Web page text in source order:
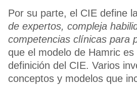
Por su parte, el CIE define
de expertos, compleja
competencias clínicas para
que el modelo de Hamric
definición del CIE. Varios
conceptos y modelos que